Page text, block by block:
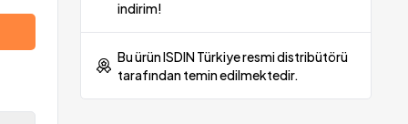
indirim!
Bu ürün ISDIN Türkiye resmi distribütörü
tarafından temin edilmektedir.